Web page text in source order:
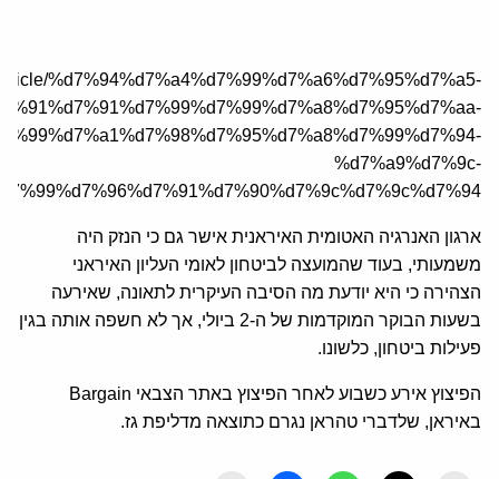
%d7%94%d7%a4%d7%99%d7%a6%d7%95%d7%a5-
%d7%a9%d7%9c-
ארגון האנרגיה האטומית האיראנית אישר גם כי הנזק היה
משמעותי, בעוד שהמועצה לביטחון לאומי העליון האיראני
הצהירה כי היא יודעת מה הסיבה העיקרית לתאונה, שאירעה
בשעות הבוקר המוקדמות של ה-2 ביולי, אך לא חשפה אותה בגין
פעילות ביטחון, כלשונו.
הפיצוץ אירע כשבוע לאחר הפיצוץ באתר הצבאי Bargain
באיראן, שלדברי טהראן נגרם כתוצאה מדליפת גז.